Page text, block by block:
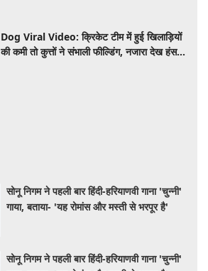
Dog Viral Video: क्रिकेट टीम में हुई खिलाड़ियों
की कमी तो कुत्तों ने संभाली फील्डिंग, नजारा देख हंस
सोनू निगम ने पहली बार हिंदी-हरियाणवी गाना 'चुन्नी'
गाया, बताया- 'यह रोमांस और मस्ती से भरपूर है'
सोनू निगम ने पहली बार हिंदी-हरियाणवी गाना 'चुन्नी'